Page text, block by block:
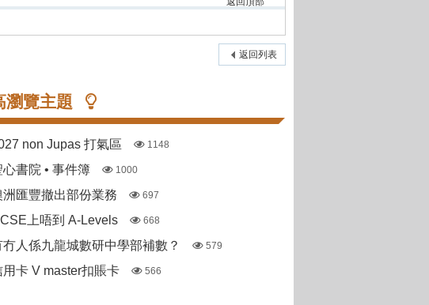
返回列表
瀏覽主題
non Jupas 打氣區 1148
心書院 • 事件簿 1000
洲匯豐撤出部份業務 697
上唔到 A-Levels 668
冇人係九龍城數研中學部補數？ 579
用卡 V master扣賬卡 566